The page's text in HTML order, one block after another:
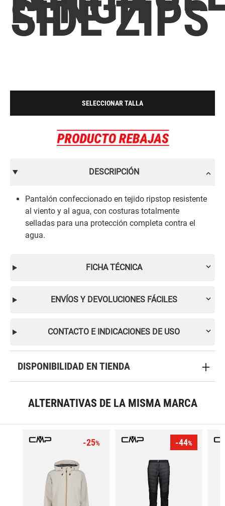
SIDE ZIPS
SELECCIONAR TALLA
DESCRIPCIÓN
Pantalón confeccionado en tejido ripstop resistente
al viento y al agua, con costuras totalmente
selladas para una protección completa contra el
agua.
FICHA TÉCNICA
ENVÍOS Y DEVOLUCIONES FÁCILES
CONTACTO E INDICACIONES DE USO
DISPONIBILIDAD EN TIENDA
ALTERNATIVAS DE LA MISMA MARCA
-25% -44%